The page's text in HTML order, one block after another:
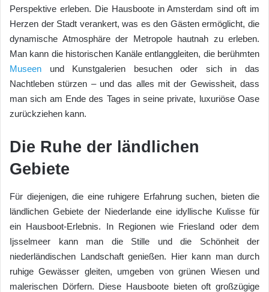
Perspektive erleben. Die Hausboote in Amsterdam sind oft im
Herzen der Stadt verankert, was es den Gästen ermöglicht, die
dynamische Atmosphäre der Metropole hautnah zu erleben.
Man kann die historischen Kanäle entlanggleiten, die berühmten
Museen und Kunstgalerien besuchen oder sich in das
Nachtleben stürzen – und das alles mit der Gewissheit, dass
man sich am Ende des Tages in seine private, luxuriöse Oase
zurückziehen kann.
Die Ruhe der ländlichen
Gebiete
Für diejenigen, die eine ruhigere Erfahrung suchen, bieten die
ländlichen Gebiete der Niederlande eine idyllische Kulisse für
ein Hausboot-Erlebnis. In Regionen wie Friesland oder dem
Ijsselmeer kann man die Stille und die Schönheit der
niederländischen Landschaft genießen. Hier kann man durch
ruhige Gewässer gleiten, umgeben von grünen Wiesen und
malerischen Dörfern. Diese Hausboote bieten oft großzügige